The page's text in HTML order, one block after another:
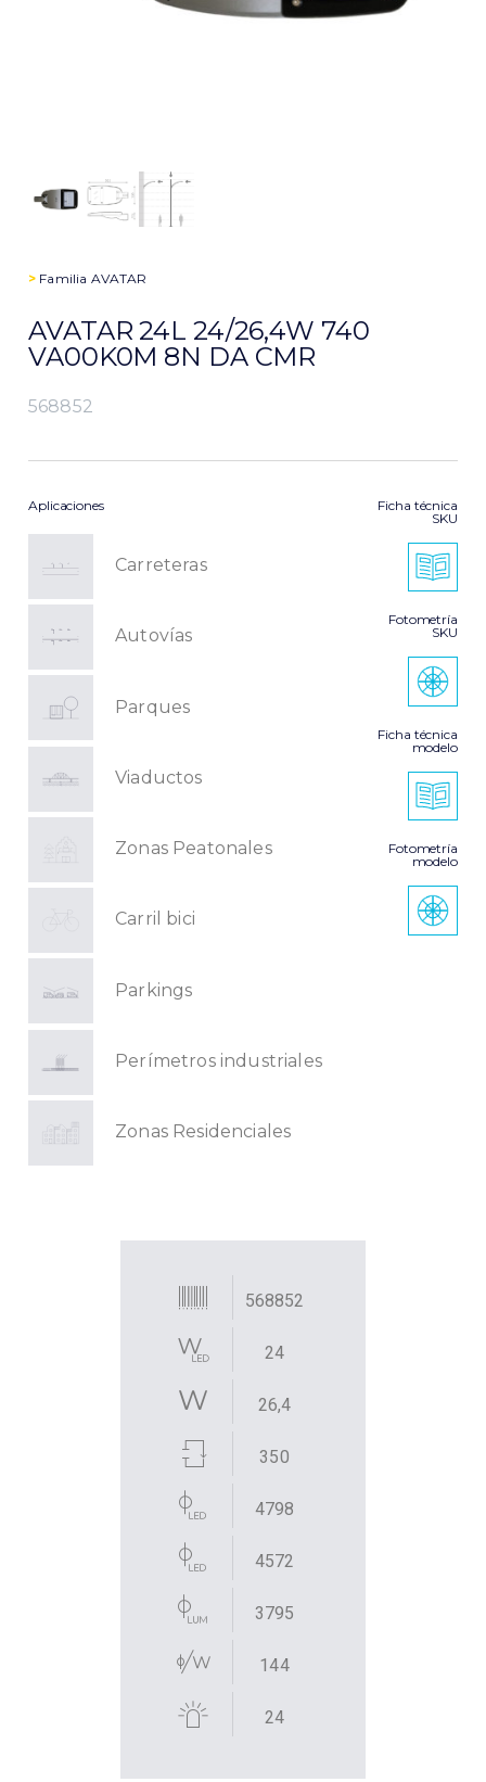
> Familia AVATAR
AVATAR 24L 24/26,4W 740
VA00K0M 8N DA CMR
568852
Aplicaciones
Carreteras
Autovías
Parques
Viaductos
Zonas Peatonales
Carril bici
Parkings
Perímetros industriales
Zonas Residenciales
Ficha técnica
SKU
Fotometría
SKU
Ficha técnica
modelo
Fotometría
modelo
568852
24
26,4
350
4798
4572
3795
144
24